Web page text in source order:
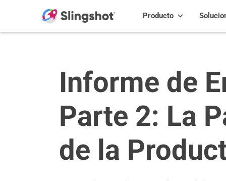
Producto
Informe de
Parte 2: La
de la